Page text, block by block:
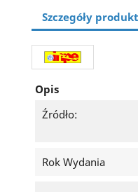
Szczegóły
Opis
Źródło:
Rok Wydania